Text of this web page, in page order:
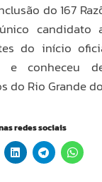
do 167
candidato
do início
e conheceu
do Rio Grande
redes sociais